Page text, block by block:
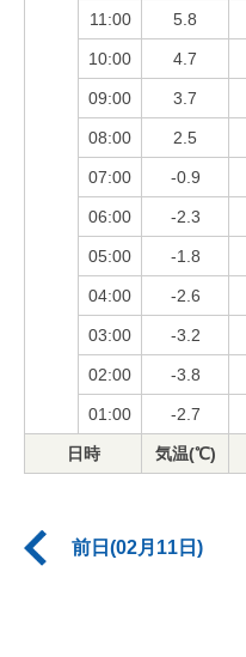
11:00 5.8
10:00 4.7
09:00 3.7
08:00 2.5
07:00 -0.9
06:00 -2.3
05:00 -1.8
04:00 -2.6
03:00 -3.2
02:00 -3.8
01:00 -2.7
日時 気温(℃)
前日(02月11日)